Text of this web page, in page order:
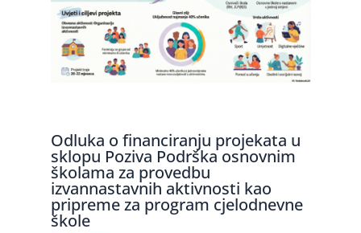
Odluka o financiranju projekata u
sklopu Poziva Podrška osnovnim
školama za provedbu
izvannastavnih aktivnosti kao
pripreme za program cjelodnevne
škole